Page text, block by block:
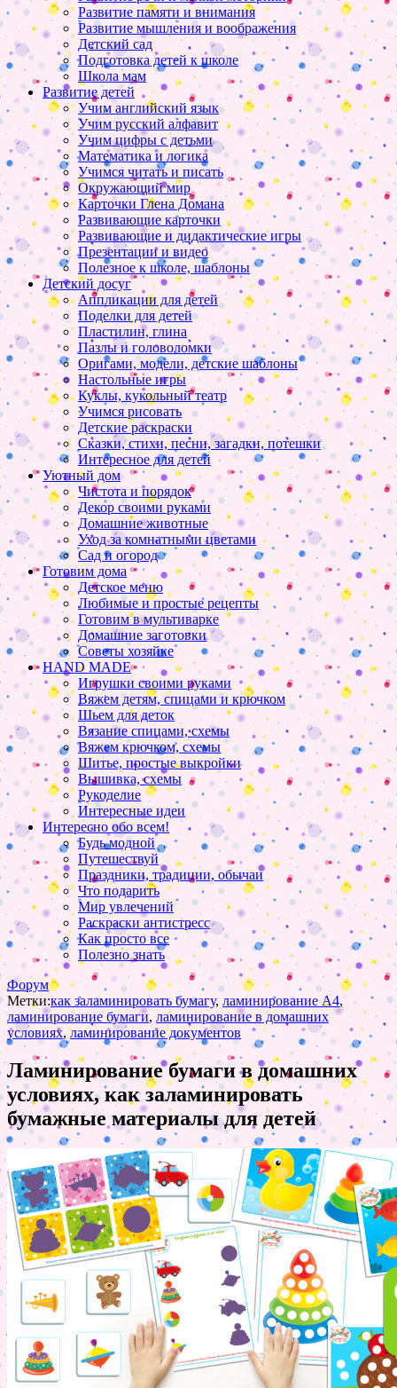
Развитие памяти и внимания
Развитие мышления и воображения
Детский сад
Подготовка детей к школе
Школа мам
Развитие детей
Учим английский язык
Учим русский алфавит
Учим цифры с детьми
Математика и логика
Учимся читать и писать
Окружающий мир
Карточки Глена Домана
Развивающие карточки
Развивающие и дидактические игры
Презентации и видео
Полезное к школе, шаблоны
Детский досуг
Аппликации для детей
Поделки для детей
Пластилин, глина
Пазлы и головоломки
Оригами, модели, детские шаблоны
Настольные игры
Куклы, кукольный театр
Учимся рисовать
Детские раскраски
Сказки, стихи, песни, загадки, потешки
Интересное для детей
Уютный дом
Чистота и порядок
Декор своими руками
Домашние животные
Уход за комнатными цветами
Сад и огород
Готовим дома
Детское меню
Любимые и простые рецепты
Готовим в мультиварке
Домашние заготовки
Советы хозяйке
HAND MADE
Игрушки своими руками
Вяжем детям, спицами и крючком
Шьем для деток
Вязание спицами, схемы
Вяжем крючком, схемы
Шитье, простые выкройки
Вышивка, схемы
Рукоделие
Интересные идеи
Интересно обо всем!
Будь модной
Путешествуй
Праздники, традиции, обычаи
Что подарить
Мир увлечений
Раскраски антистресс
Как просто все
Полезно знать
Форум
Метки:как заламинировать бумагу, ламинирование А4,
ламинирование бумаги,ламинирование в домашних
условиях,ламинирование документов
Ламинирование бумаги в домашних
условиях, как заламинировать
бумажные материалы для детей